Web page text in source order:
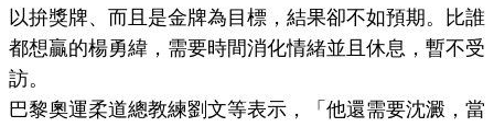
以拚獎牌、而且是金牌為目標，結果卻不如預期。比誰
都想贏的楊勇緯，需要時間消化情緒並且休息，暫不受
訪。
巴黎奧運柔道總教練劉文等表示，「他還需要沈澱，當